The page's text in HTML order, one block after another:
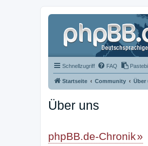
Schnellzugriff FAQ
Startseite Community Über
Über uns
phpBB.de-Chronik